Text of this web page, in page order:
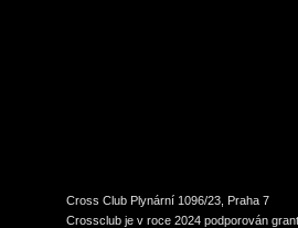
Cross Club Plynární 1096/23, Praha 7
Crossclub je v roce 2024 podporován